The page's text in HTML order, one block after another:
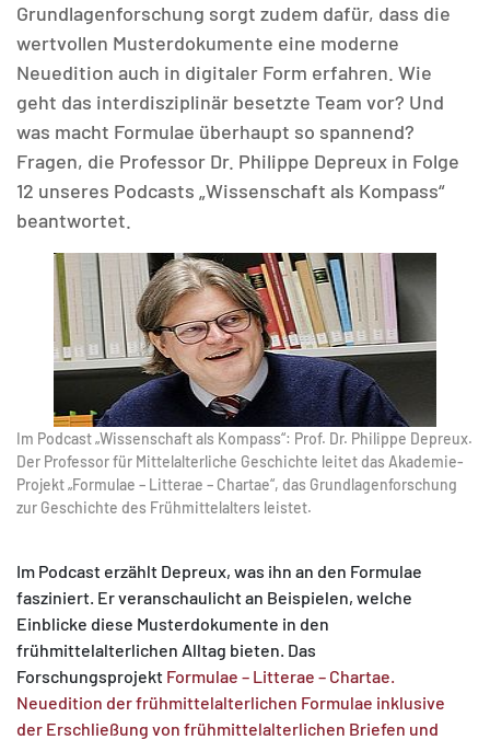
Grundlagenforschung sorgt zudem dafür, dass die
wertvollen Musterdokumente eine moderne
Neuedition auch in digitaler Form erfahren. Wie
geht das interdisziplinär besetzte Team vor? Und
was macht Formulae überhaupt so spannend?
Fragen, die Professor Dr. Philippe Depreux in Folge
12 unseres Podcasts „Wissenschaft als Kompass“
beantwortet.
Im Podcast „Wissenschaft als Kompass“: Prof. Dr. Philippe Depreux.
Der Professor für Mittelalterliche Geschichte leitet das Akademie-
Projekt „Formulae – Litterae – Chartae“, das Grundlagenforschung
zur Geschichte des Frühmittelalters leistet.
Im Podcast erzählt Depreux, was ihn an den Formulae
fasziniert. Er veranschaulicht an Beispielen, welche
Einblicke diese Musterdokumente in den
frühmittelalterlichen Alltag bieten. Das
Forschungsprojekt Formulae – Litterae – Chartae.
Neuedition der frühmittelalterlichen Formulae inklusive
der Erschließung von frühmittelalterlichen Briefen und